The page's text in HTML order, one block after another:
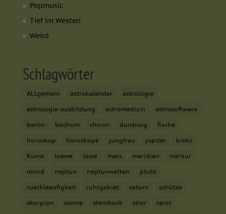
Popmusic
Tief im Westen
Weird
Schlagwörter
ALLgemein astrokalender astrologie
astrologie-ausbildung astromedizin astrosoftware
berlin bochum chiron duisburg fische
horoskop horoskope jungfrau jupiter krebs
Kunst loewe löwe mars meridian merkur
mond neptun neptunwelten pluto
ruecklaeufigkeit ruhrgebiet saturn schütze
skorpion sonne steinbock stier tarot